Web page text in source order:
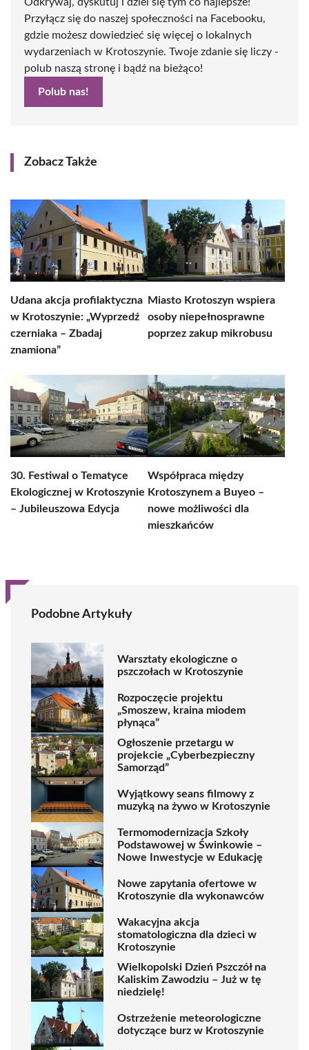
Przyłącz się do naszej społeczności na Facebooku,
gdzie możesz dowiedzieć się więcej o lokalnych
wydarzeniach w Krotoszynie. Twoje zdanie się liczy -
polub naszą stronę i bądź na bieżąco!
Polub nas!
Zobacz Także
Udana akcja profilaktyczna
w Krotoszynie: „Wyprzedź
czerniaka – Zbadaj
znamiona”
Miasto Krotoszyn wspiera
osoby niepełnosprawne
poprzez zakup mikrobusu
30. Festiwal o Tematyce
Ekologicznej w Krotoszynie
– Jubileuszowa Edycja
Współpraca między
Krotoszynem a Buyeo –
nowe możliwości dla
mieszkańców
Podobne Artykuły
Warsztaty ekologiczne o
pszczołach w Krotoszynie
Rozpoczęcie projektu
„Smoszew, kraina miodem
płynąca”
Ogłoszenie przetargu w
projekcie „Cyberbezpieczny
Samorząd”
Wyjątkowy seans filmowy z
muzyką na żywo w Krotoszynie
Termomodernizacja Szkoły
Podstawowej w Świnkowie –
Nowe Inwestycje w Edukację
Nowe zapytania ofertowe w
Krotoszynie dla wykonawców
Wakacyjna akcja
stomatologiczna dla dzieci w
Krotoszynie
Wielkopolski Dzień Pszczół na
Kaliskim Zawodziu – Już w tę
niedzielę!
Ostrzeżenie meteorologiczne
dotyczące burz w Krotoszynie